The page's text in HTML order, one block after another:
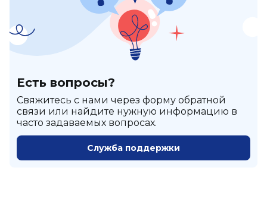
Есть вопросы?
Cвяжитесь с нами через форму обратной
связи или найдите нужную информацию в
часто задаваемых вопросах.
Служба поддержки